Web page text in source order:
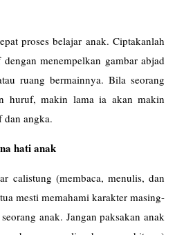
proses belajar anak. Ciptakanlah
menempelkan gambar abjad
ruang bermainnya. Bila seorang
huruf, makin lama ia akan makin
angka.
hati anak
calistung (membaca, menulis, dan
mesti memahami karakter masing-
anak. Jangan paksakan anak